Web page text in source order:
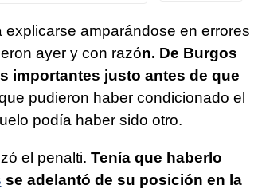
amparándose en errores
ayer y con razón. De Burgos
importantes justo antes de que
pudieron haber condicionado el
podía haber sido otro.
el penalti. Tenía que haberlo
se adelantó de su posición en la